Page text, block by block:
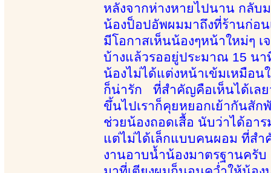
หลังจากห่างหายไปนาน กลับ
น้องป็อปอัพผมมาถึงที่ร้านก่อน
มีโอกาสเห็นน้องๆหน้าใหม่ๆ
บ้างแล้วรออยู่ประมาณ 15 นา
น้องไม่ได้แต่งหน้าเข้มเหมือ
ก็น่ารัก ที่สำคัญคือเห็นได้เลย
ขึ้นไปเราก็คุยหยอกเย้ากันสั
ช่วยน้องถอดเสื้อ นับว่าได้อา
แต่ไม่ได้เล็กแบบคนผอม ที่ส
งานอาบน้ำน้องมาตรฐานครับ